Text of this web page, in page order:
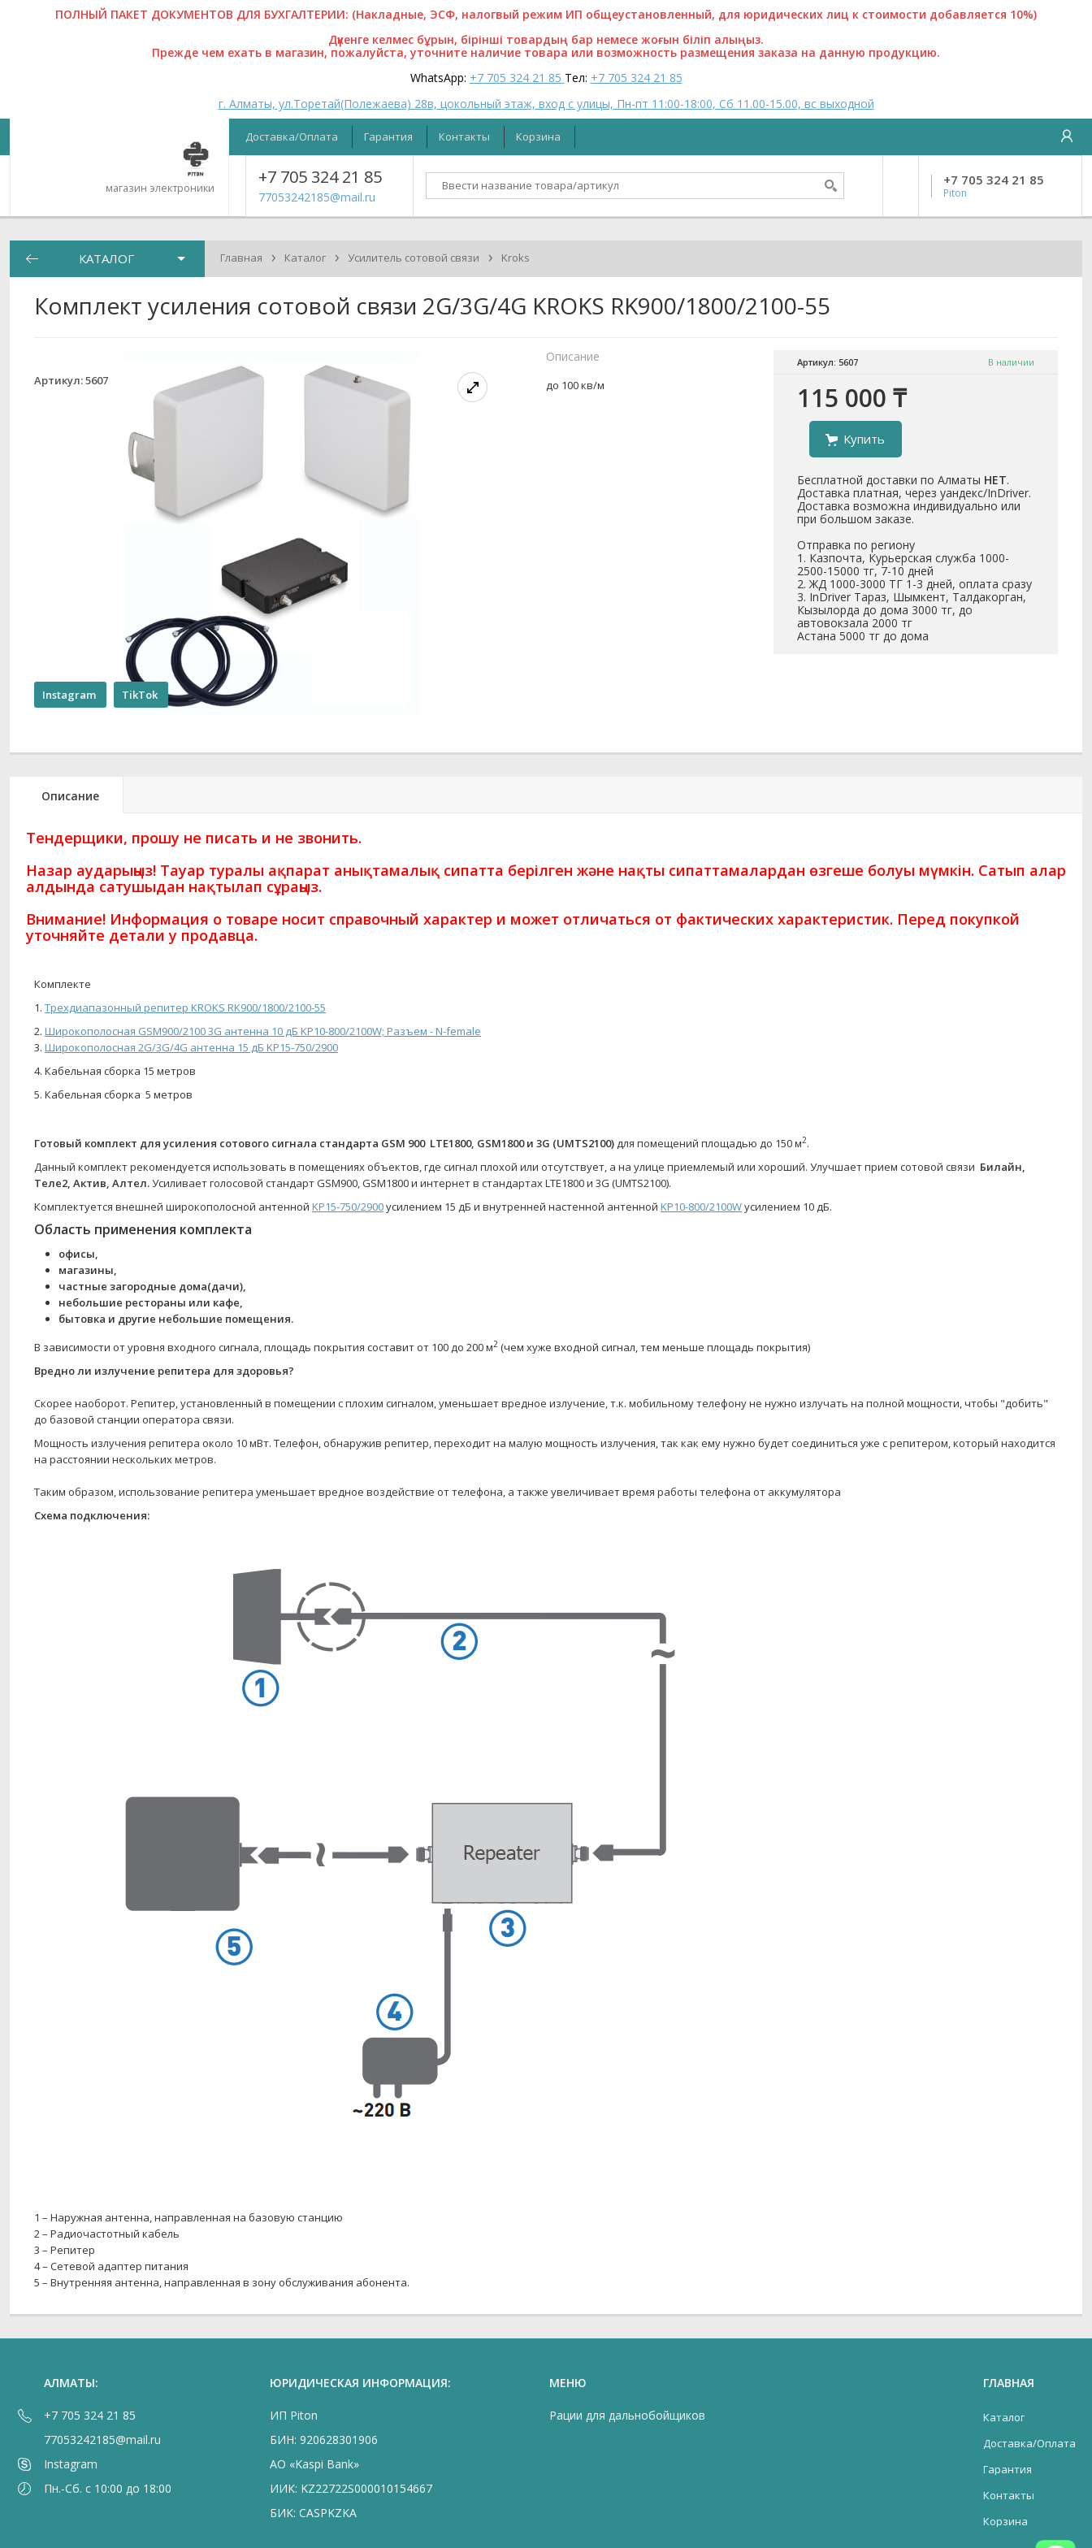
ПОЛНЫЙ ПАКЕТ ДОКУМЕНТОВ ДЛЯ БУХГАЛТЕРИИ: (Накладные, ЭСФ, налогвый режим ИП общеустановленный, для юридических лиц к стоимости добавляется 10%)
Дүкенге келмес бұрын, бірінші товардың бар немесе жоғын біліп алыңыз.
Прежде чем ехать в магазин, пожалуйста, уточните наличие товара или возможность размещения заказа на данную продукцию.
WhatsApp: +7 705 324 21 85 Тел: +7 705 324 21 85
г. Алматы, ул.Торетай(Полежаева) 28в, цокольный этаж, вход с улицы, Пн-пт 11:00-18:00, Сб 11.00-15.00, вс выходной
магазин электроники
Доставка/Оплата Гарантия Контакты Корзина
+7 705 324 21 85
77053242185@mail.ru
+7 705 324 21 85
Piton
КАТАЛОГ Главная › Каталог › Усилитель сотовой связи › Kroks
Комплект усиления сотовой связи 2G/3G/4G KROKS RK900/1800/2100-55
Артикул: 5607
Instagram TikTok
Артикул: 5607 В наличии
115 000 ₸
Купить
Бесплатной доставки по Алматы НЕТ.
Доставка платная, через уандекс/InDriver.
Доставка возможна индивидуально или
при большом заказе.
Отправка по региону
1. Казпочта, Курьерская служба 1000-
2500-15000 тг, 7-10 дней
2. ЖД 1000-3000 ТГ 1-3 дней, оплата сразу
3. InDriver Тараз, Шымкент, Талдакорган,
Кызылорда до дома 3000 тг, до
автовокзала 2000 тг
Астана 5000 тг до дома
Описание
до 100 кв/м
Описание
Тендерщики, прошу не писать и не звонить.
Назар аударыңыз! Тауар туралы ақпарат анықтамалық сипатта берілген және нақты сипаттамалардан өзгеше болуы мүмкін. Сатып алар
алдында сатушыдан нақтылап сұраңыз.
Внимание! Информация о товаре носит справочный характер и может отличаться от фактических характеристик. Перед покупкой
уточняйте детали у продавца.
Комплекте
1. Трехдиапазонный репитер KROKS RK900/1800/2100-55
2. Широкополосная GSM900/2100 3G антенна 10 дБ KP10-800/2100W; Разъем - N-female
3. Широкополосная 2G/3G/4G антенна 15 дБ KP15-750/2900
4. Кабельная сборка 15 метров
5. Кабельная сборка 5 метров
Готовый комплект для усиления сотового сигнала стандарта GSM 900 LTE1800, GSM1800 и 3G (UMTS2100)для помещений площадью до 150 м2.
Данный комплект рекомендуется использовать в помещениях объектов, где сигнал плохой или отсутствует, а на улице приемлемый или хороший. Улучшает прием сотовой связи Билайн,
Теле2, Актив, Алтел.Усиливает голосовой стандарт GSM900, GSM1800 и интернет в стандартах LTE1800 и 3G (UMTS2100).
Комплектуется внешней широкополосной антенной KP15-750/2900усилением 15 дБ и внутренней настенной антенной KP10-800/2100Wусилением 10 дБ.
Область применения комплекта
офисы,
магазины,
частные загородные дома(дачи),
небольшие рестораны или кафе,
бытовка и другие небольшие помещения.
В зависимости от уровня входного сигнала, площадь покрытия составит от 100 до 200 м2 (чем хуже входной сигнал, тем меньше площадь покрытия)
Вредно ли излучение репитера для здоровья?
Скорее наоборот. Репитер, установленный в помещении с плохим сигналом, уменьшает вредное излучение, т.к. мобильному телефону не нужно излучать на полной мощности, чтобы "добить"
до базовой станции оператора связи.
Мощность излучения репитера около 10 мВт. Телефон, обнаружив репитер, переходит на малую мощность излучения, так как ему нужно будет соединиться уже с репитером, который находится
на расстоянии нескольких метров.
Таким образом, использование репитера уменьшает вредное воздействие от телефона, а также увеличивает время работы телефона от аккумулятора
Схема подключения:
1 – Наружная антенна, направленная на базовую станцию
2 – Радиочастотный кабель
3 – Репитер
4 – Сетевой адаптер питания
5 – Внутренняя антенна, направленная в зону обслуживания абонента.
АЛМАТЫ:
+7 705 324 21 85
77053242185@mail.ru
Instagram
Пн.-Сб. с 10:00 до 18:00
ЮРИДИЧЕСКАЯ ИНФОРМАЦИЯ:
ИП Piton
БИН: 920628301906
АО «Kaspi Bank»
ИИК: KZ22722S000010154667
БИК: CASPKZKA
МЕНЮ
Рации для дальнобойщиков
ГЛАВНАЯ
Каталог
Доставка/Оплата
Гарантия
Контакты
Корзина